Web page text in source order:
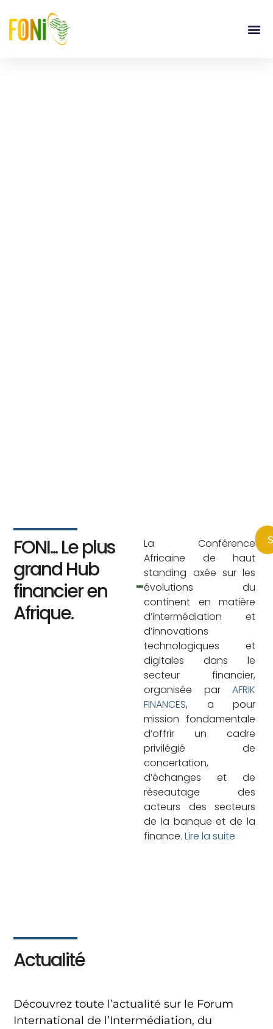
FONI... Le plus
grand Hub
financier en
Afrique.
La Conférence
Africaine de haut
standing axée sur les
évolutions du
continent en matière
d’intermédiation et
d’innovations
technologiques et
digitales dans le
secteur financier,
organisée par AFRIK
FINANCES, a pour
mission fondamentale
d’offrir un cadre
privilégié de
concertation,
d’échanges et de
réseautage des
acteurs des secteurs
de la banque et de la
finance.Lire la suite
Actualité
Découvrez toute l’actualité sur le Forum
International de l’Intermédiation, du